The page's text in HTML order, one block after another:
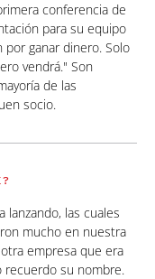
conferencia de
para su equipo
ganar dinero. Solo
vendrá." Son
de las
socio.
lanzando, las cuales
mucho en nuestra
empresa que era
recuerdo su nombre.